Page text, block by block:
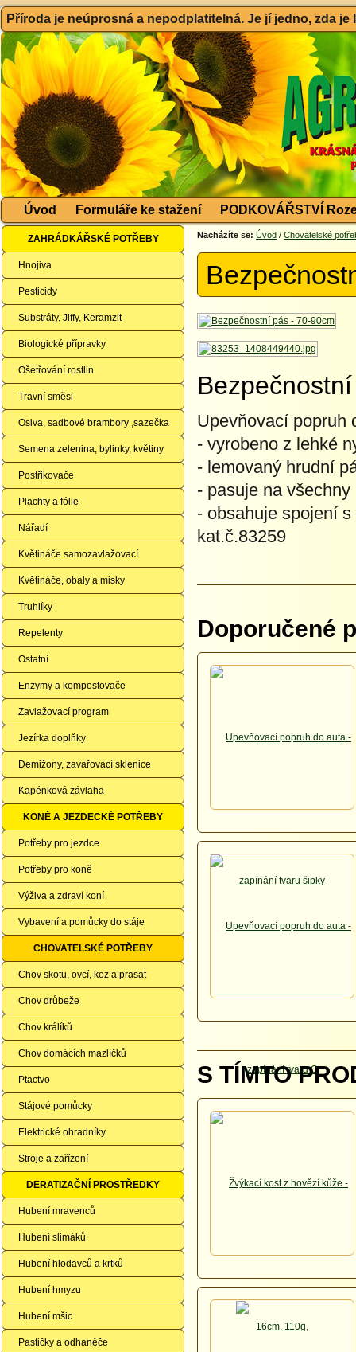
Příroda je neúprosná a nepodplatitelná. Je jí jedno, zda
Úvod Formuláře ke stažení PODKOVÁŘSTVÍ
ZAHRÁDKÁŘSKÉ POTŘEBY
Hnojiva
Pesticidy
Substráty, Jiffy, Keramzit
Biologické přípravky
Ošetřování rostlin
Travní směsi
Osiva, sadbové brambory ,sazečka
Semena zelenina, bylinky, květiny
Postřikovače
Plachty a fólie
Nářadí
Květináče samozavlažovací
Květináče, obaly a misky
Truhlíky
Repelenty
Ostatní
Enzymy a kompostovače
Zavlažovací program
Jezírka doplňky
Demižony, zavařovací sklenice
Kapénková závlaha
KONĚ A JEZDECKÉ POTŘEBY
Potřeby pro jezdce
Potřeby pro koně
Výživa a zdraví koní
Vybavení a pomůcky do stáje
CHOVATELSKÉ POTŘEBY
Chov skotu, ovcí, koz a prasat
Chov drůbeže
Chov králíků
Chov domácích mazlíčků
Ptactvo
Stájové pomůcky
Elektrické ohradníky
Stroje a zařízení
DERATIZAČNÍ PROSTŘEDKY
Hubení mravenců
Hubení slimáků
Hubení hlodavců a krtků
Hubení hmyzu
Hubení mšic
Pastičky a odhaněče
Nacházíte se: Úvod / Chovatelské
Upevňovací popruh
- vyrobeno z lehké
- lemovaný hrudní
- pasuje na
- obsahuje spojení s
kat.č.83259
Doporučené
S TÍMTO